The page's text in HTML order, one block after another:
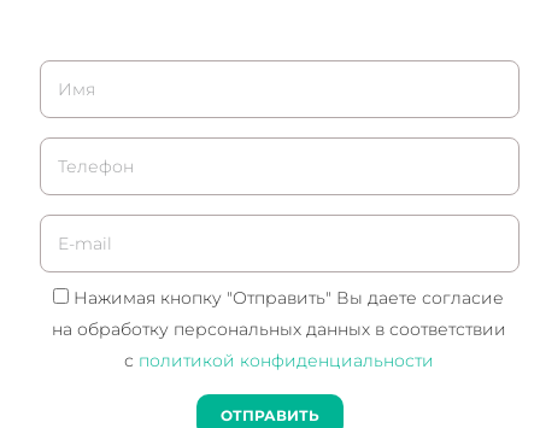
Нажимая кнопку "Отправить" Вы даете согласие
на обработку персональных данных в соответствии
с политикой конфиденциальности